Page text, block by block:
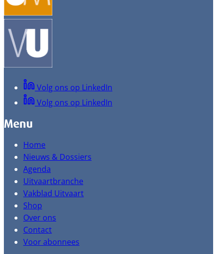
Volg ons op LinkedIn
Volg ons op LinkedIn
Menu
Home
Nieuws & Dossiers
Agenda
Uitvaartbranche
Vakblad Uitvaart
Shop
Over ons
Contact
Voor abonnees